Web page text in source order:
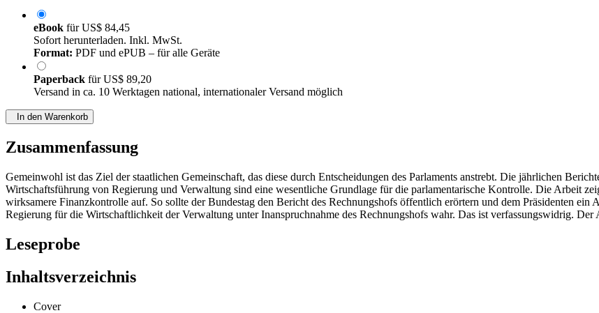
eBook fürUS$ 84,45
Sofort herunterladen. Inkl. MwSt.
Format: PDF und ePUB – für alle Geräte
Paperback fürUS$ 89,20
Versand in ca. 10 Werktagen national, internationaler Versand möglich
In den Warenkorb
Zusammenfassung
Gemeinwohl ist das Ziel der staatlichen Gemeinschaft, das diese durch Entscheidungen des Parlaments anstrebt. Die jährlichen
Wirtschaftsführung von Regierung und Verwaltung sind eine wesentliche Grundlage für die parlamentarische Kontrolle. Die Arbeit
wirksamere Finanzkontrolle auf. So sollte der Bundestag den Bericht des Rechnungshofs öffentlich erörtern und dem Präsidenten
Regierung für die Wirtschaftlichkeit der Verwaltung unter Inanspruchnahme des Rechnungshofs wahr. Das ist verfassungswidrig.
Leseprobe
Inhaltsverzeichnis
Cover